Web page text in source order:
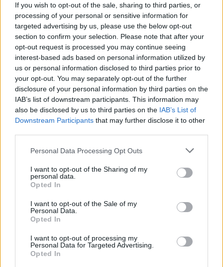
If you wish to opt-out of the sale, sharing to third parties, or
processing of your personal or sensitive information for
targeted advertising by us, please use the below opt-out
section to confirm your selection. Please note that after your
opt-out request is processed you may continue seeing
interest-based ads based on personal information utilized by
us or personal information disclosed to third parties prior to
your opt-out. You may separately opt-out of the further
disclosure of your personal information by third parties on the
IAB’s list of downstream participants. This information may
also be disclosed by us to third parties on the IAB’s List of
Downstream Participants that may further disclose it to other
Personal Data Processing Opt Outs
I want to opt-out of the Sharing of my
personal data.
Opted In
I want to opt-out of the Sale of my
Personal Data.
Opted In
I want to opt-out of processing my
Personal Data for Targeted Advertising.
Opted In
AUTOVETTURA IMPECCABILE.
Allestimento BOSE EDITION Full Optional;
- Alzacristalli elettrici,
-Specchi elettrici Automatici
-Computer di bordo,
-Radio Cd mp3,
-Ingresso USB E AUX,
-Sterzo Multifunzione,
-Pack Sense Light interne,
-Climatizzatore
-Navigatore Cartografico,
-Impianto Stereo,
12 o 24 Mesi di garanzia Full service, copertura totale
NON NAVIGARE A VUOTO, VISITA IL NOSTRO SITOWEB